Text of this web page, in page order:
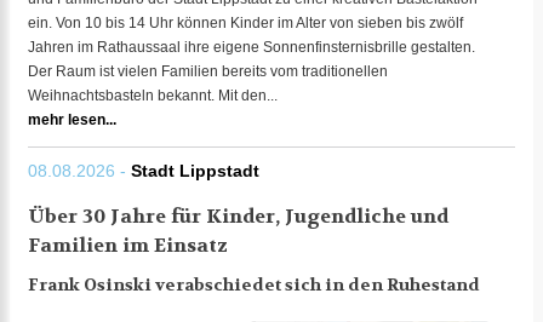
ein. Von 10 bis 14 Uhr können Kinder im Alter von sieben bis zwölf
Jahren im Rathaussaal ihre eigene Sonnenfinsternisbrille gestalten.
Der Raum ist vielen Familien bereits vom traditionellen
Weihnachtsbasteln bekannt. Mit den...
mehr lesen...
08.08.2026 - Stadt Lippstadt
Über 30 Jahre für Kinder, Jugendliche und
Familien im Einsatz
Frank Osinski verabschiedet sich in den Ruhestand